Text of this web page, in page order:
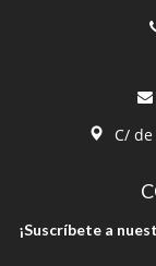
C/
¡Suscríbete a